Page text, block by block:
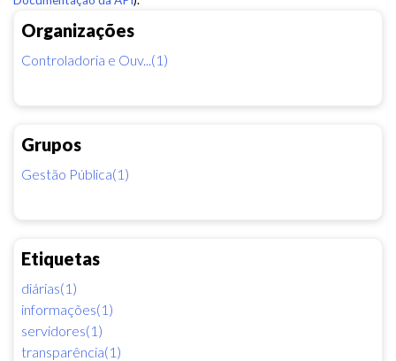
Organizações
Controladoria e Ouv...(1)
Grupos
Gestão Pública(1)
Etiquetas
diárias(1)
informações(1)
servidores(1)
transparência(1)